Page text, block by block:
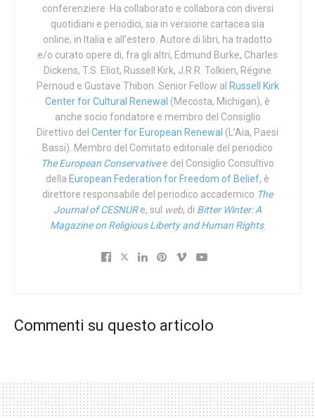
del 2050 la sua popolazione si ridurrà di 32 milioni di
Ora, non è che gli esperti di questa agenzia del
totalitarismo cinese siano diventati improvvisamente
buoni: gli è solo che il calo demografico comporterà per la
Cina, come fa ovunque, grattacapi seri sul mercato del
lavoro e zavorre insostenibili nel sistema pensionistico.
Ma anzitutto e soprattutto svantaggerà enormemente la
Cina nei confronti del suo arcinemico ecompetitor
assoluto, gli Stati Uniti d’America.
Due considerazioni sorgono naturali.
costola dell’offensiva mondiale cinese, quella che sta
pianeta per sostituirsi ai registi attuali e riscrivere la
globalizzazione con caratteristiche cinesi. Con il CoViD-
quella vecchia. Da questo canto Pechino è come il World
Economic Forum: mai sprecare una crisi . Sia prima sia
conferenziere. Ha collaborato e collabora con diversi
quotidiani e periodici, sia in versione cartacea sia
online, in Italia e all’estero. Autore di libri, ha tradotto
e/o curato opere di, fra gli altri, Edmund Burke, Charles
Dickens, T.S. Eliot, Russell Kirk, J.R.R. Tolkien, Régine
Pernoud e Gustave Thibon. Senior Fellow al Russell Kirk
Center for Cultural Renewal (Mecosta, Michigan), è
anche socio fondatore e membro del Consiglio
Direttivo del Center for European Renewal (L’Aia, Paesi
Bassi). Membro del Comitato editoriale del periodico
The European Conservativee del Consiglio Consultivo
della European Federation for Freedom of Belief, è
direttore responsabile del periodico accademico The
Journal of CESNURe, sul web, di Bitter Winter: A
Magazine on Religious Liberty and Human Rights.
Commenti su questo articolo